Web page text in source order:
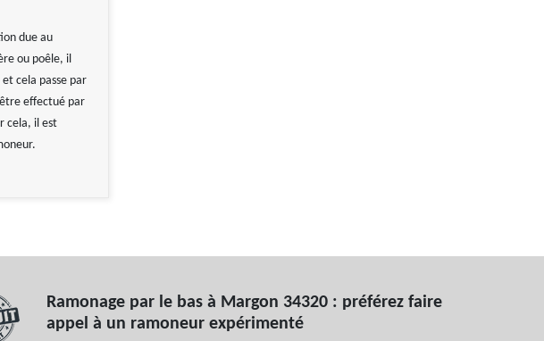
due au
ou poêle, il
cela passe par
effectué par
cela, il est
Ramonage par le bas à Margon 34320 : préférez faire
appel à un ramoneur expérimenté